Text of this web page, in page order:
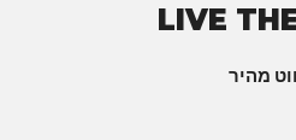
LIVE
מהיר